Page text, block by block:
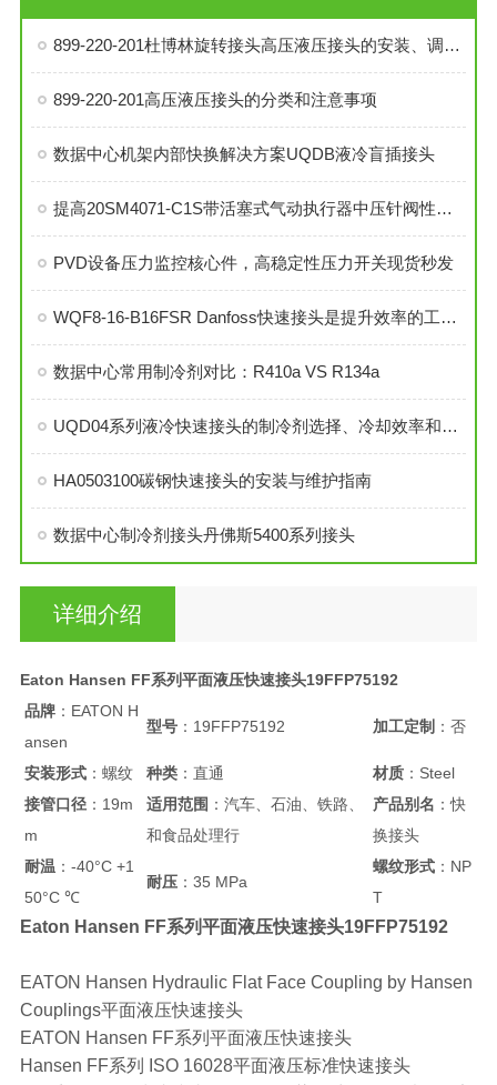
899-220-201杜博林旋转接头高压液压接头的安装、调试与维护技巧
899-220-201高压液压接头的分类和注意事项
数据中心机架内部快换解决方案UQDB液冷盲插接头
提高20SM4071-C1S带活塞式气动执行器中压针阀性能的技巧
PVD设备压力监控核心件，高稳定性压力开关现货秒发
WQF8-16-B16FSR Danfoss快速接头是提升效率的工业连接解决方案
数据中心常用制冷剂对比：R410a VS R134a
UQD04系列液冷快速接头的制冷剂选择、冷却效率和可靠性分析
HA0503100碳钢快速接头的安装与维护指南
数据中心制冷剂接头丹佛斯5400系列接头
详细介绍
Eaton Hansen FF系列平面液压快速接头19FFP75192
品牌：EATON H
ansen
型号：19FFP75192 加工定制：否
安装形式：螺纹 种类：直通 材质：Steel
接管口径：19m
m
适用范围 ：汽车、石油、铁路、
和食品处理行
产品别名 ：快
换接头
耐温 ：-40°C +1
50°C ℃
耐压：35 MPa
螺纹形式：NP
T
Eaton Hansen FF系列平面液压快速接头19FFP75192
EATON Hansen Hydraulic Flat Face Coupling by Hansen
Couplings平面液压快速接头
EATON Hansen FF系列平面液压快速接头
Hansen FF系列 ISO 16028平面液压标准快速接头